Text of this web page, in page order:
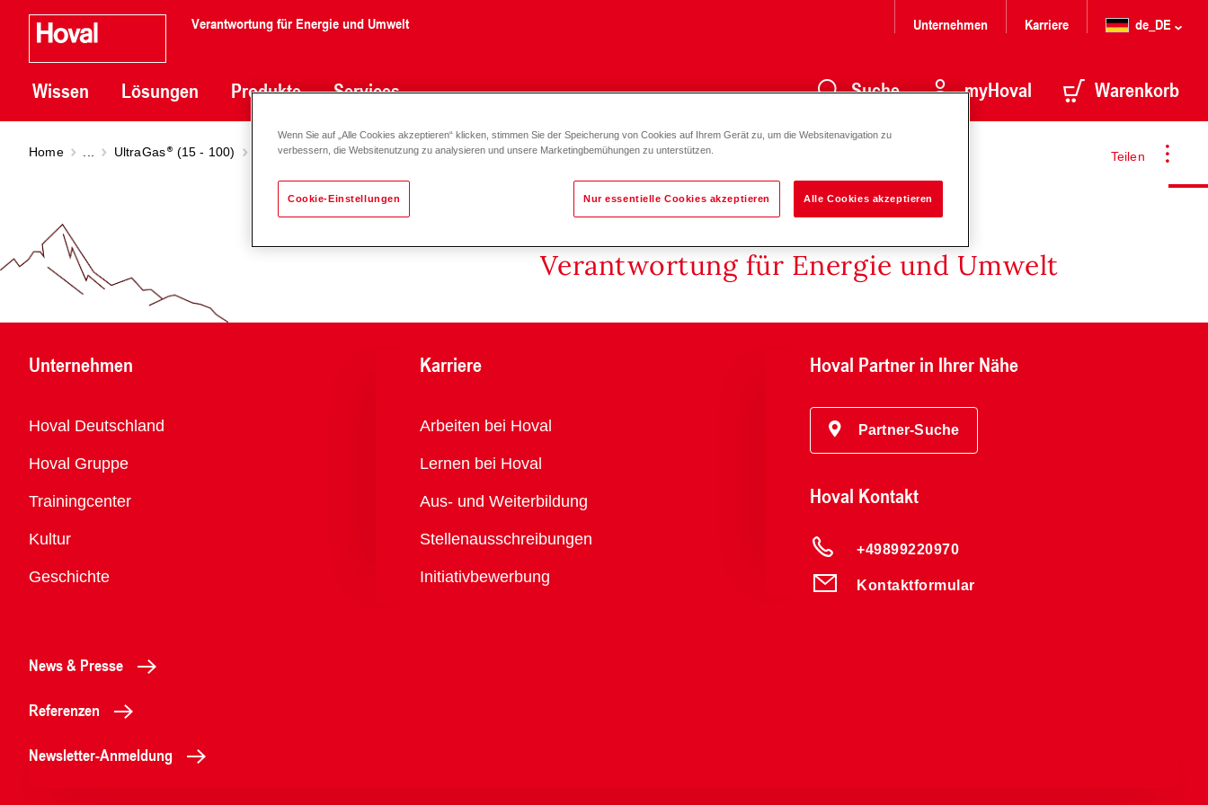
Verantwortung für Energie und Umwelt
Wissen Lösungen Produkte Services
Unternehmen Karriere de_DE
Suche myHoval Warenkorb
Teilen
Home UltraGas (15 - 100) UltraGas (15-27)
Verantwortung für Energie und Umwelt
Unternehmen
Übersicht
Hoval Deutschland
Hoval Gruppe
Trainingcenter
Kultur
Geschichte
Karriere
Übersicht
Arbeiten bei Hoval
Lernen bei Hoval
Aus- und Weiterbildung
Stellenausschreibungen
Initiativbewerbung
Hoval Partner in Ihrer Nähe
Partner-Suche
Hoval Kontakt
+49899220970
Kontaktformular
News & Presse
Referenzen
Newsletter-Anmeldung
Wenn Sie auf „Alle Cookies akzeptieren“ klicken, stimmen Sie der Speicherung von Cookies auf Ihrem Gerät zu, um die Websitenavigation zu
verbessern, die Websitenutzung zu analysieren und unsere Marketingbemühungen zu unterstützen.
Cookie-Einstellungen Nur essentielle Cookies akzeptieren Alle Cookies akzeptieren